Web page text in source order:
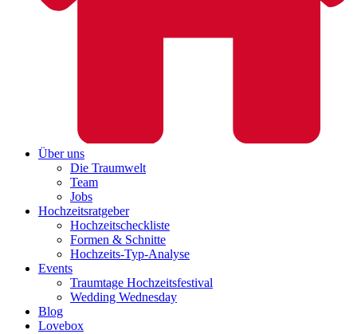
Über uns
Die Traumwelt
Team
Jobs
Hochzeitsratgeber
Hochzeitscheckliste
Formen & Schnitte
Hochzeits-Typ-Analyse
Events
Traumtage Hochzeitsfestival
Wedding Wednesday
Blog
Lovebox